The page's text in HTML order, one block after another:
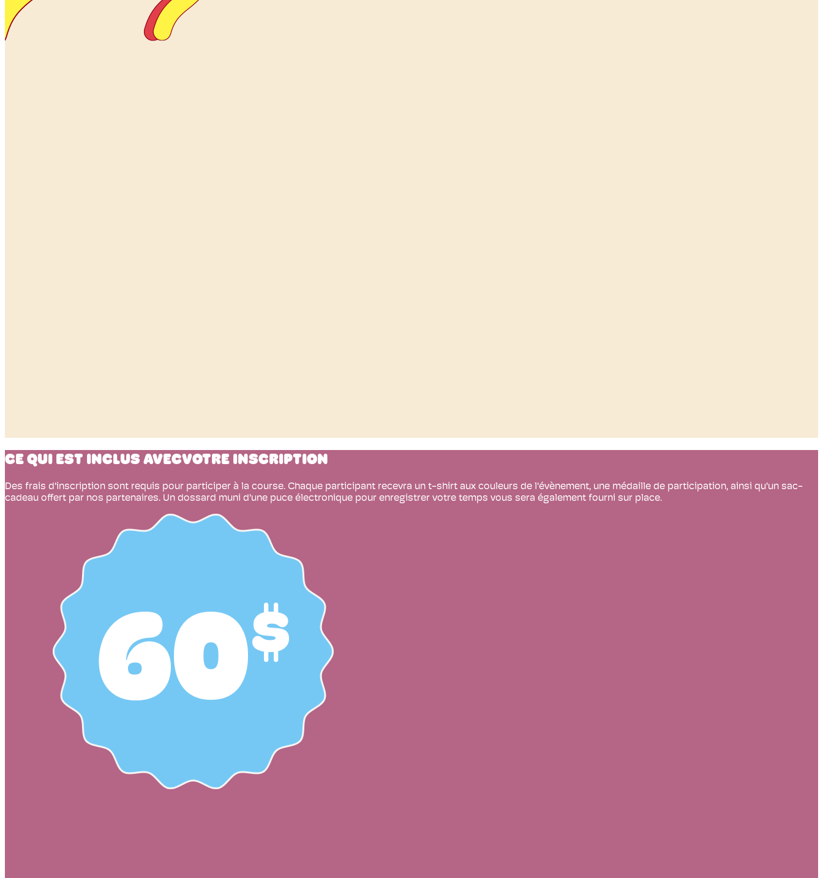
CE QUI EST INCLUS AVECVOTRE INSCRIPTION
Des frais d'inscription sont requis pour participer à la course. Chaque participant recevra un t-shirt aux couleurs de l'évènement, une médaille de participation, ainsi qu'un sac-
cadeau offert par nos partenaires. Un dossard muni d'une puce électronique pour enregistrer votre temps vous sera également fourni sur place.